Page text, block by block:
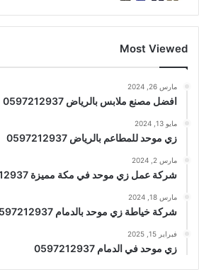
Most Viewed
مارس 26, 2024
افضل مصنع ملابس بالرياض 0597212937
مايو 13, 2024
زي موحد للمطاعم بالرياض 0597212937
مارس 2, 2024
شركة عمل زي موحد في مكة مميزة 0597212937
مارس 18, 2024
شركة خياطة زي موحد بالدمام 0597212937
فبراير 15, 2025
زي موحد في الدمام 0597212937